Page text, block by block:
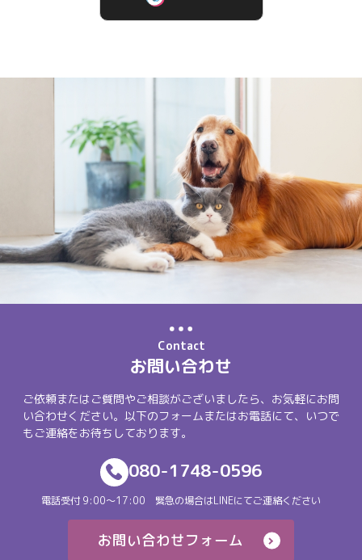
Contact
お問い合わせ
ご依頼またはご質問やご相談がございましたら、お気軽にお問
い合わせください。以下のフォームまたはお電話にて、いつで
もご連絡をお待ちしております。
080-1748-0596
電話受付 9:00～17:00 緊急の場合はLINEにてご連絡ください
お問い合わせフォーム